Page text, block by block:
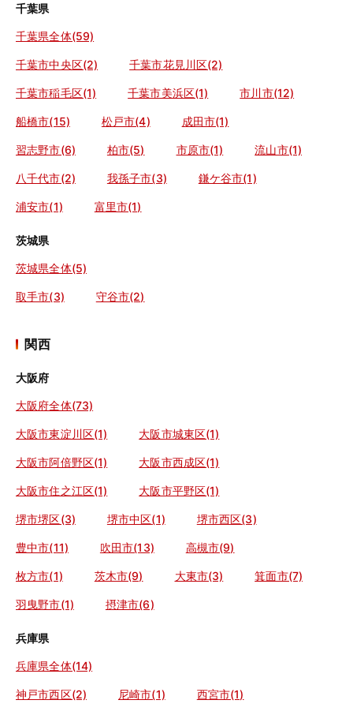
千葉県
千葉県全体(59)
千葉市中央区(2) 千葉市花見川区(2)
千葉市稲毛区(1) 千葉市美浜区(1) 市川市(12)
船橋市(15) 松戸市(4) 成田市(1)
習志野市(6) 柏市(5) 市原市(1) 流山市(1)
八千代市(2) 我孫子市(3) 鎌ケ谷市(1)
浦安市(1) 富里市(1)
茨城県
茨城県全体(5)
取手市(3) 守谷市(2)
関西
大阪府
大阪府全体(73)
大阪市東淀川区(1) 大阪市城東区(1)
大阪市阿倍野区(1) 大阪市西成区(1)
大阪市住之江区(1) 大阪市平野区(1)
堺市堺区(3) 堺市中区(1) 堺市西区(3)
豊中市(11) 吹田市(13) 高槻市(9)
枚方市(1) 茨木市(9) 大東市(3) 箕面市(7)
羽曳野市(1) 摂津市(6)
兵庫県
兵庫県全体(14)
神戸市西区(2) 尼崎市(1) 西宮市(1)